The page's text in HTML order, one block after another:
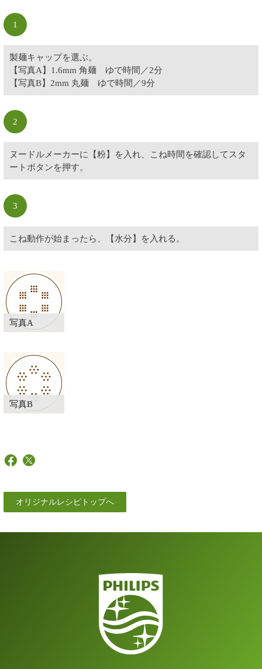
1
製麺キャップを選ぶ。
【写真A】1.6mm 角麺 ゆで時間／2分
【写真B】2mm 丸麺 ゆで時間／9分
2
ヌードルメーカーに【粉】を入れ、こね時間を確認してスタ
ートボタンを押す。
3
こね動作が始まったら、【水分】を入れる。
写真A
写真B
オリジナルレシピトップへ